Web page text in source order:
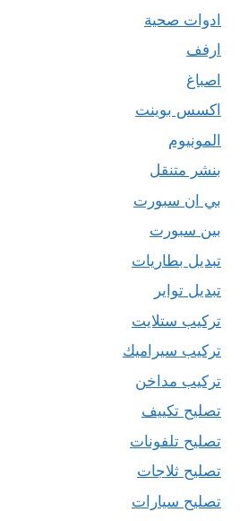
ادوات صحية
ارفف
اصباغ
اكسس بوينت
المونيوم
بنشر متنقل
بي ان سبورت
بين سبورت
تبديل بطاريات
تبديل تواير
تركيب ستلايت
تركيب سيراميك
تركيب مداخن
تصليح تكييف
تصليح تلفونات
تصليح ثلاجات
تصليح سيارات